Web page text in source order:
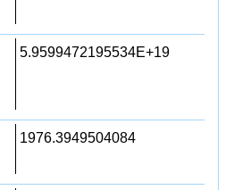
5.9599472195534E+19
1976.3949504084